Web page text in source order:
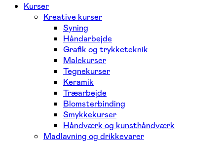
Kurser
Kreative kurser
Syning
Håndarbejde
Grafik og trykketeknik
Malekurser
Tegnekurser
Keramik
Træarbejde
Blomsterbinding
Smykkekurser
Håndværk og kunsthåndværk
Madlavning og drikkevarer